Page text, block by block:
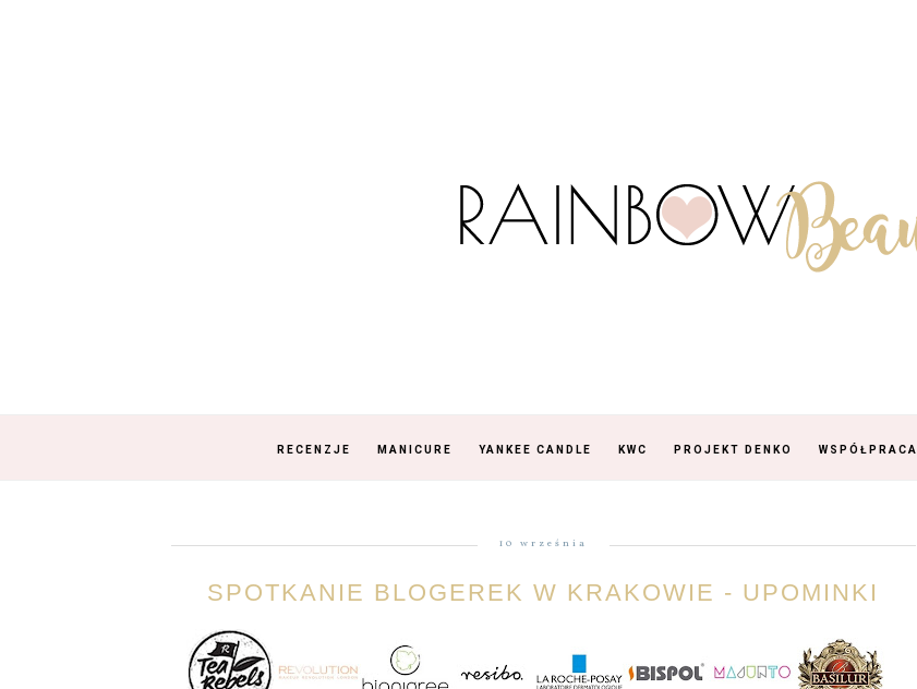
RECENZJE MANICURE YANKEE CANDLE KWC PROJEKT DENKO WSPÓŁPRACA
10 września
SPOTKANIE BLOGEREK W KRAKOWIE - UPOMINKI